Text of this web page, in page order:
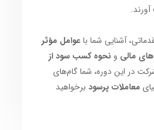
آشنایی شما باعوامل مؤثر
مالی ونحوه کسب سود از
در این دوره، شما گام‌های
معاملات پرسود برخواهید